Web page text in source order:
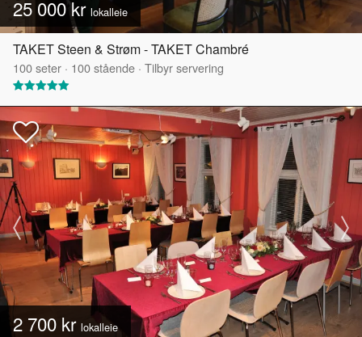
25 000 kr lokalleie
TAKET Steen & Strøm - TAKET Chambré
100seter · 100stående · Tilbyr servering
2 700 kr lokalleie